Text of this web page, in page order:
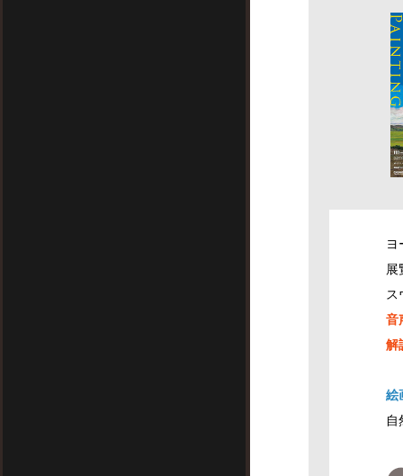
ヨ
展
ス
音
解
絵
自